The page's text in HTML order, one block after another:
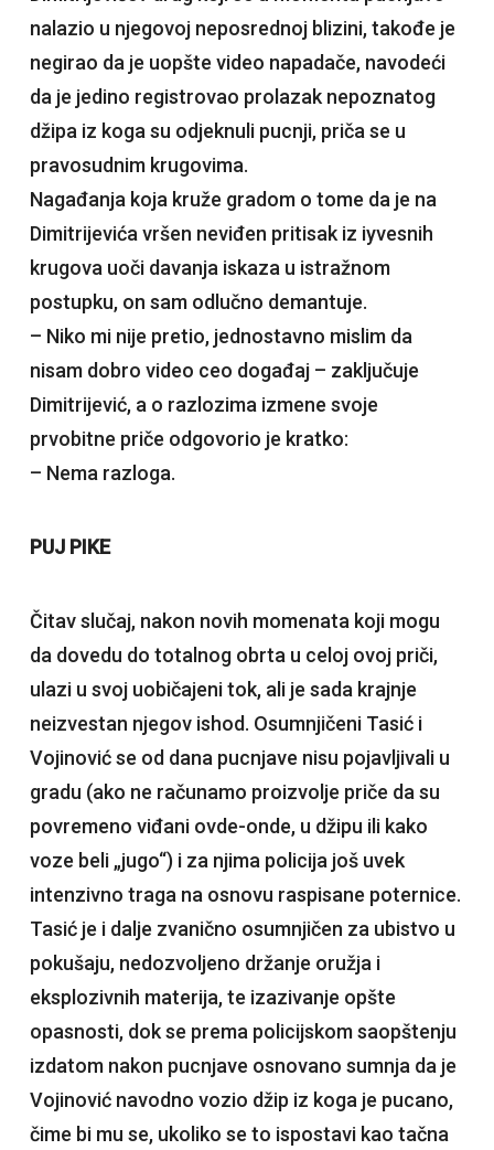
nalazio u njegovoj neposrednoj blizini, takođe je
negirao da je uopšte video napadače, navodeći
da je jedino registrovao prolazak nepoznatog
džipa iz koga su odjeknuli pucnji, priča se u
pravosudnim krugovima.
Nagađanja koja kruže gradom o tome da je na
Dimitrijevića vršen neviđen pritisak iz iyvesnih
krugova uoči davanja iskaza u istražnom
postupku, on sam odlučno demantuje.
– Niko mi nije pretio, jednostavno mislim da
nisam dobro video ceo događaj – zaključuje
Dimitrijević, a o razlozima izmene svoje
prvobitne priče odgovorio je kratko:
– Nema razloga.
PUJ PIKE
Čitav slučaj, nakon novih momenata koji mogu
da dovedu do totalnog obrta u celoj ovoj priči,
ulazi u svoj uobičajeni tok, ali je sada krajnje
neizvestan njegov ishod. Osumnjičeni Tasić i
Vojinović se od dana pucnjave nisu pojavljivali u
gradu (ako ne računamo proizvolje priče da su
povremeno viđani ovde-onde, u džipu ili kako
voze beli „jugo“) i za njima policija još uvek
intenzivno traga na osnovu raspisane poternice.
Tasić je i dalje zvanično osumnjičen za ubistvo u
pokušaju, nedozvoljeno držanje oružja i
eksplozivnih materija, te izazivanje opšte
opasnosti, dok se prema policijskom saopštenju
izdatom nakon pucnjave osnovano sumnja da je
Vojinović navodno vozio džip iz koga je pucano,
čime bi mu se, ukoliko se to ispostavi kao tačna